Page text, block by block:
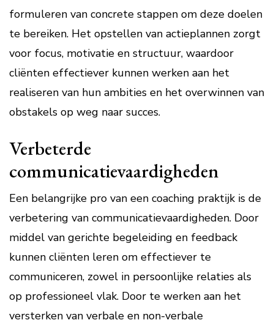
formuleren van concrete stappen om deze doelen
te bereiken. Het opstellen van actieplannen zorgt
voor focus, motivatie en structuur, waardoor
cliënten effectiever kunnen werken aan het
realiseren van hun ambities en het overwinnen van
obstakels op weg naar succes.
Verbeterde
communicatievaardigheden
Een belangrijke pro van een coaching praktijk is de
verbetering van communicatievaardigheden. Door
middel van gerichte begeleiding en feedback
kunnen cliënten leren om effectiever te
communiceren, zowel in persoonlijke relaties als
op professioneel vlak. Door te werken aan het
versterken van verbale en non-verbale